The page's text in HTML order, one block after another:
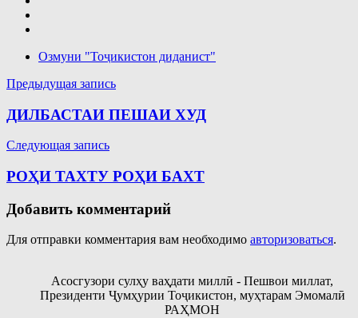
Озмуни "Тоҷикистон диданист"
Навигация
по
записям
Предыдущая запись
ДИЛБАСТАИ ПЕШАИ ХУД
Следующая запись
РОҲИ ТАХТУ РОҲИ БАХТ
Добавить комментарий
Для отправки комментария вам необходимо авторизоваться.
Асосгузори сулҳу ваҳдати миллӣ - Пешвои миллат,
Президенти Ҷумҳурии Тоҷикистон, муҳтарам Эмомалӣ
РАҲМОН